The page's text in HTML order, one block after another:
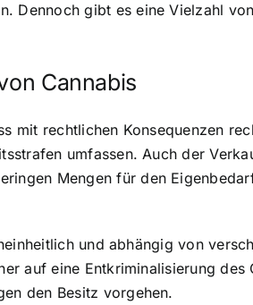
Dennoch gibt es eine Vielzahl
Cannabis
mit rechtlichen Konsequenzen
umfassen. Auch der
Mengen für den
und abhängig von
auf eine Entkriminalisierung
den Besitz vorgehen.